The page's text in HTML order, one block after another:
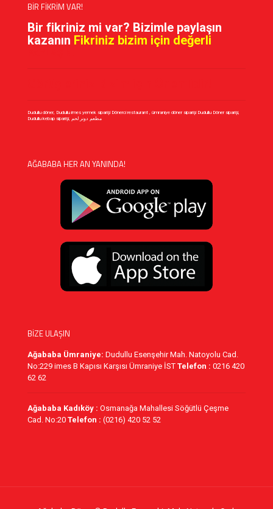
BİR FİKRİM VAR!
Bir fikriniz mi var? Bizimle paylaşın
kazanın Fikriniz bizim için değerli
Dudullu döner, Dudullu imes yemek siparişi Dönerci restaurant , ümraniye döner siparişi Dudullu Döner siparişi,
Dudullu kebap siparişi, مطعم دونر لحم
AĞABABA HER AN YANINDA!
BİZE ULAŞIN
Ağababa Ümraniye: Dudullu Esenşehir Mah. Natoyolu Cad.
No:229 imes B Kapısı Karşısı Ümraniye İST Telefon : 0216 420
62 62
Ağababa Kadıköy : Osmanağa Mahallesi Söğütlü Çeşme
Cad. No:20 Telefon : (0216) 420 52 52